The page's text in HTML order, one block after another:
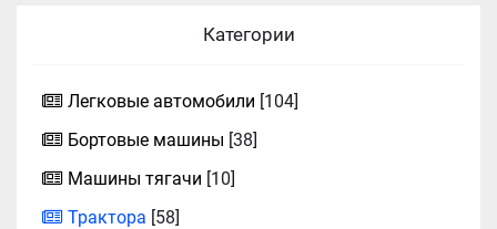
Категории
Легковые автомобили [104]
Бортовые машины [38]
Машины тягачи [10]
Трактора [58]